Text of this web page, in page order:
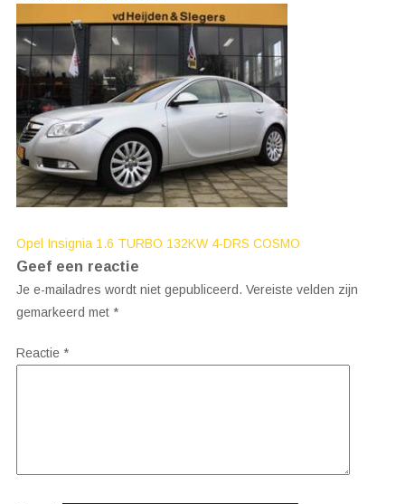
Bericht
navigatie
Opel Insignia 1.6 TURBO 132KW 4-DRS COSMO
Geef een reactie
Je e-mailadres wordt niet gepubliceerd. Vereiste velden zijn
gemarkeerd met *
Reactie *